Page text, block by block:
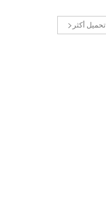
تحميل أكثر